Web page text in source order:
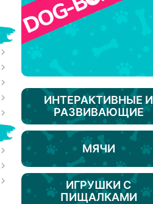
ИНТЕРАКТИВНЫЕ И
РАЗВИВАЮЩИЕ
МЯЧИ
ИГРУШКИ С
ПИЩАЛКАМИ